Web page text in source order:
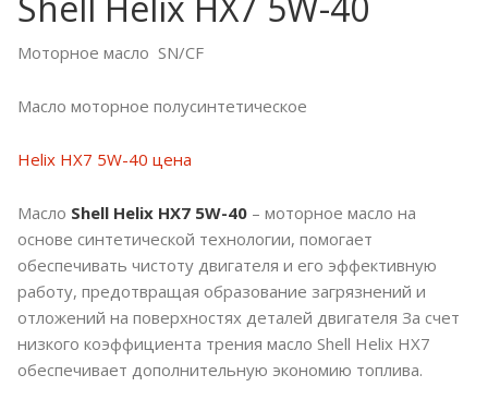
Моторное масло SN/CF
Масло моторное полусинтетическое
Helix HX7 5W-40 цена
Масло Shell Helix HX7 5W-40 – моторное масло на
основе синтетической технологии, помогает
обеспечивать чистоту двигателя и его эффективную
работу, предотвращая образование загрязнений и
отложений на поверхностях деталей двигателя За счет
низкого коэффициента трения масло Shell Helix HX7
обеспечивает дополнительную экономию топлива.